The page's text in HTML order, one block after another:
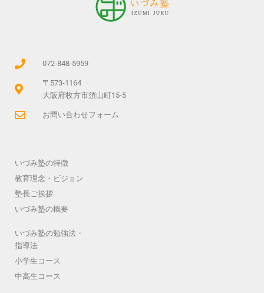
072-848-5959
〒573-1164
大阪府枚方市須山町15-5
お問い合わせフォーム
いづみ塾の特徴
教育理念・ビジョン
塾長ご挨拶
いづみ塾の概要
いづみ塾の勉強法・
指導法
小学生コース
中高生コース